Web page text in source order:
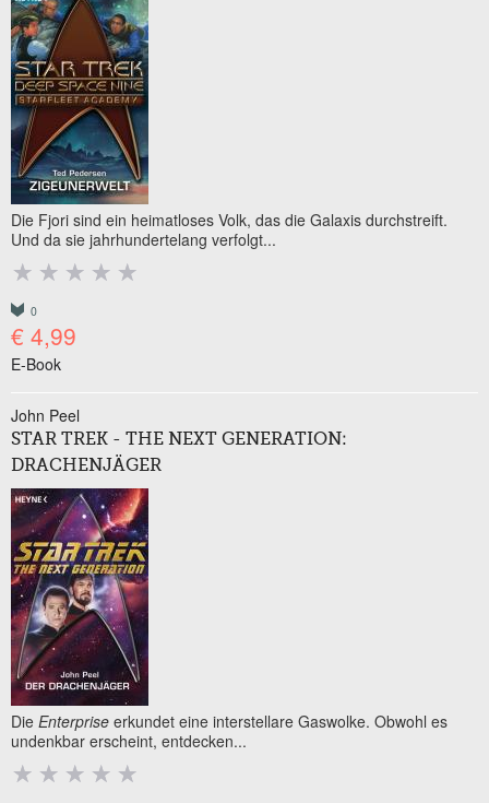
Die Fjori sind ein heimatloses Volk, das die Galaxis durchstreift.
Und da sie jahrhundertelang verfolgt...
0
€ 4,99
E-Book
John Peel
STAR TREK - THE NEXT GENERATION:
DRACHENJÄGER
Die Enterprise erkundet eine interstellare Gaswolke. Obwohl es
undenkbar erscheint, entdecken...